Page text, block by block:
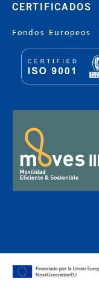
CERTIFICADOS
Fondos Europeos